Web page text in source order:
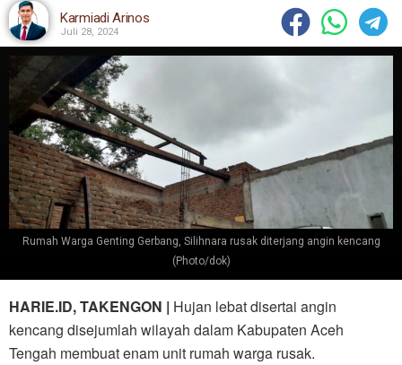
Karmiadi Arinos
Juli 28, 2024
Rumah Warga Genting Gerbang, Silihnara rusak diterjang angin kencang
(Photo/dok)
HARIE.ID, TAKENGON | Hujan lebat disertai angin
kencang disejumlah wilayah dalam Kabupaten Aceh
Tengah membuat enam unit rumah warga rusak.